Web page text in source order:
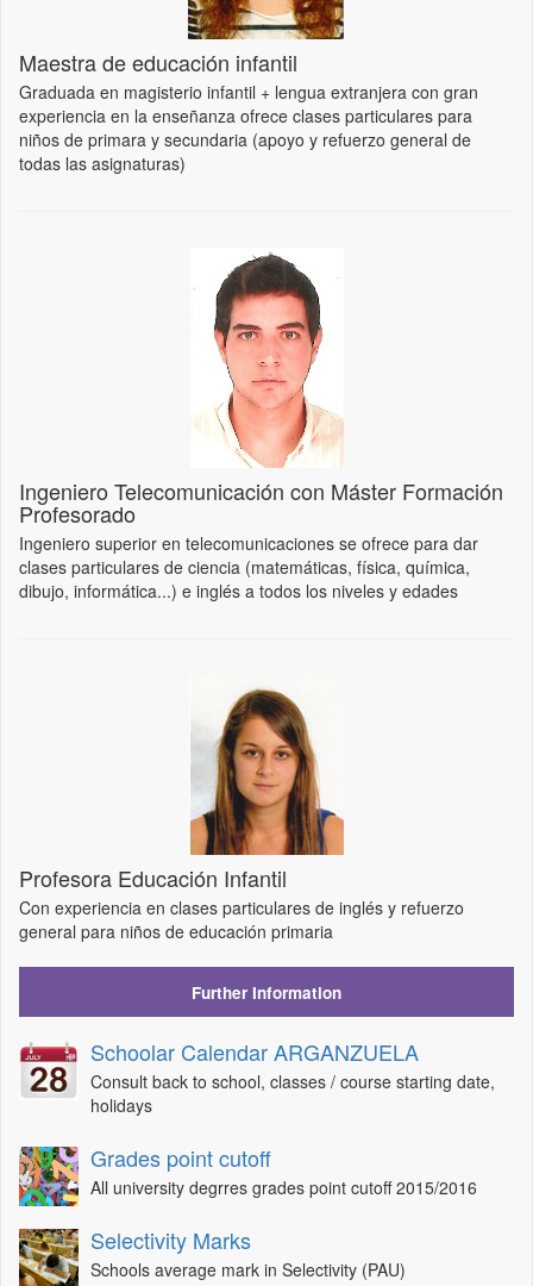
Maestra de educación infantil
Graduada en magisterio infantil + lengua extranjera con gran
experiencia en la enseñanza ofrece clases particulares para
niños de primara y secundaria (apoyo y refuerzo general de
todas las asignaturas)
Ingeniero Telecomunicación con Máster Formación
Profesorado
Ingeniero superior en telecomunicaciones se ofrece para dar
clases particulares de ciencia (matemáticas, física, química,
dibujo, informática...) e inglés a todos los niveles y edades
Profesora Educación Infantil
Con experiencia en clases particulares de inglés y refuerzo
general para niños de educación primaria
Further Information
Schoolar Calendar ARGANZUELA
Consult back to school, classes / course starting date,
holidays
Grades point cutoff
All university degrres grades point cutoff 2015/2016
Selectivity Marks
Schools average mark in Selectivity (PAU)